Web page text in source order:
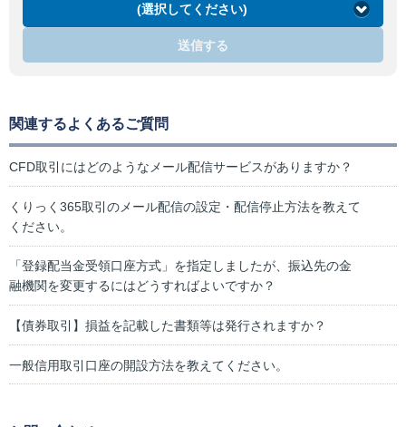
(選択してください)
送信する
関連するよくあるご質問
CFD取引にはどのようなメール配信サービスがありますか？
くりっく365取引のメール配信の設定・配信停止方法を教えて
ください。
「登録配当金受領口座方式」を指定しましたが、振込先の金
融機関を変更するにはどうすればよいですか？
【債券取引】損益を記載した書類等は発行されますか？
一般信用取引口座の開設方法を教えてください。